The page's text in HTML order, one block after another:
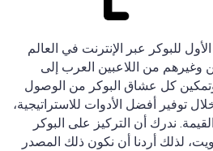
للبوكر عبر الإنترنت في العالم
وغيرهم من اللاعبين العرب إلى
وتمكين كل عشاق البوكر من الوصول
توفير أفضل الأدوات للاستراتيجية،
ندرك أن التركيز على البوكر
لذلك أردنا أن نكون ذلك المصدر